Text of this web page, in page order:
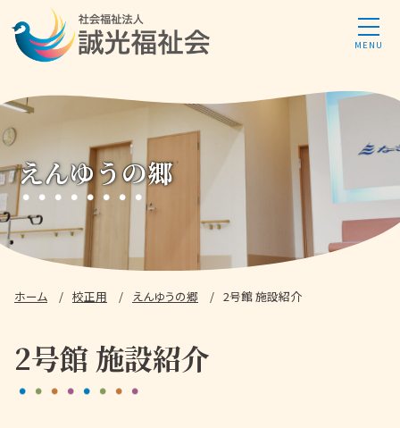
えんゆうの郷
ホーム 校正用 えんゆうの郷 2号館 施設紹介
2号館 施設紹介